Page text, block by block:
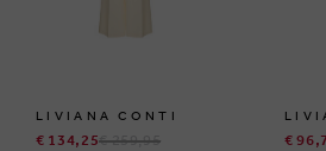
LIVIANA CONTI
€ 134,25€ 259,95 €